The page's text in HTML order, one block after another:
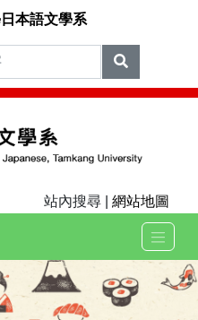
本語文學系
站內搜尋 | 網站地圖